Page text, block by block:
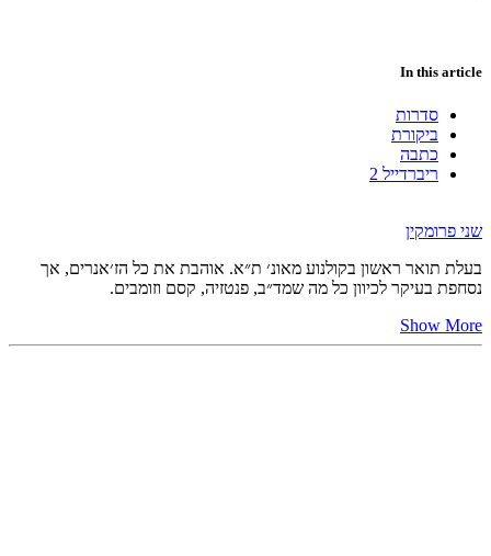
In this article
סדרות
ביקורת
כתבה
ריברדייל 2
שני פרומקין
בעלת תואר ראשון בקולנוע מאונ׳ ת״א. אוהבת את כל הז׳אנרים, אך
נסחפת בעיקר לכיוון כל מה שמד״ב, פנטזיה, קסם וזומבים.
Show More